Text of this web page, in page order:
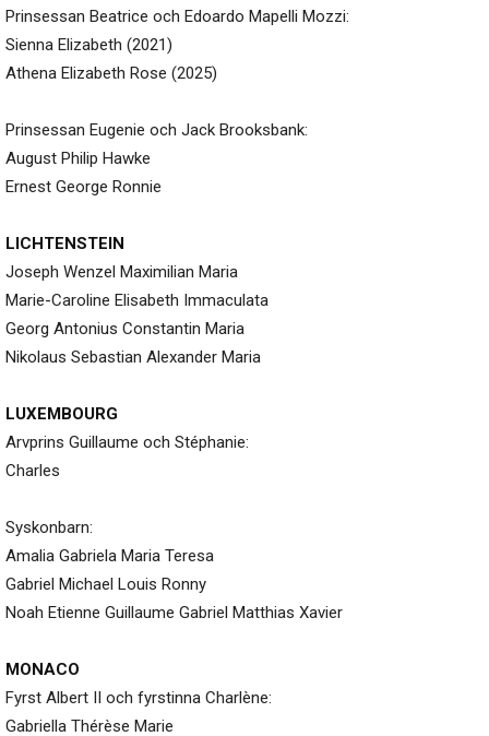
Prinsessan Beatrice och Edoardo Mapelli Mozzi:
Sienna Elizabeth (2021)
Athena Elizabeth Rose (2025)
Prinsessan Eugenie och Jack Brooksbank:
August Philip Hawke
Ernest George Ronnie
LICHTENSTEIN
Joseph Wenzel Maximilian Maria
Marie-Caroline Elisabeth Immaculata
Georg Antonius Constantin Maria
Nikolaus Sebastian Alexander Maria
LUXEMBOURG
Arvprins Guillaume och Stéphanie:
Charles
Syskonbarn:
Amalia Gabriela Maria Teresa
Gabriel Michael Louis Ronny
Noah Etienne Guillaume Gabriel Matthias Xavier
MONACO
Fyrst Albert II och fyrstinna Charlène:
Gabriella Thérèse Marie